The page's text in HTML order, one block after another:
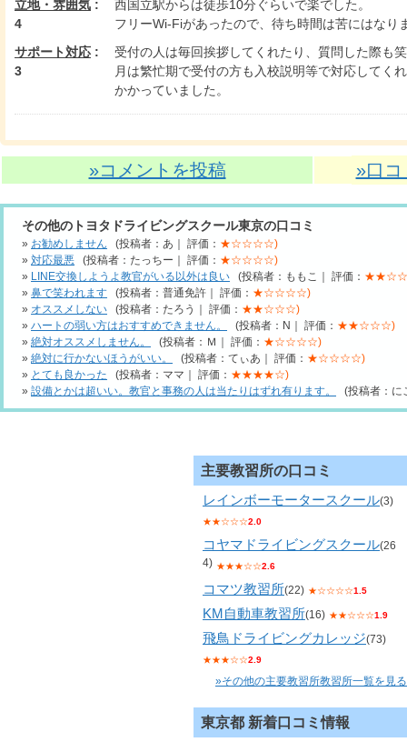
立地・雰囲気 :
4
西国立駅からは徒歩10分ぐらいで楽でした。
フリーWi-Fiがあったので、待ち時間は苦にはなり
サポート対応 :
3
受付の人は毎回挨拶してくれたり、質問した際も
月は繁忙期で受付の方も入校説明等で対応してく
かかっていました。
»コメントを投稿 »口
その他のトヨタドライビングスクール東京の口コミ
» お勧めしません (投稿者：あ｜ 評価： ★☆☆☆☆)
» 対応最悪 (投稿者：たっちー｜ 評価： ★☆☆☆☆)
» LINE交換しようよ教官がいる以外は良い (投稿者：ももこ｜ 評価：
» 鼻で笑われます (投稿者：普通免許｜ 評価： ★☆☆☆☆)
» オススメしない (投稿者：たろう｜ 評価： ★★☆☆☆)
» ハートの弱い方はおすすめできません。 (投稿者：N｜ 評価： ★★☆☆☆)
» 絶対オススメしません。 (投稿者：Ｍ｜ 評価： ★☆☆☆☆)
» 絶対に行かないほうがいい。 (投稿者：てぃあ｜ 評価： ★☆☆☆☆)
» とても良かった (投稿者：ママ｜ 評価： ★★★★☆)
» 設備とかは超いい。教官と事務の人は当たりはずれ有ります。 (投稿者：に
主要教習所の口コミ
レインボーモータースクール(3)
★★☆☆☆2.0
コヤマドライビングスクール(26
4) ★★★☆☆2.6
コマツ教習所(22) ★☆☆☆☆1.5
KM自動車教習所(16) ★★☆☆☆1.9
飛鳥ドライビングカレッジ(73)
★★★☆☆2.9
»その他の主要教習所教習所一覧を見る
東京都 新着口コミ情報